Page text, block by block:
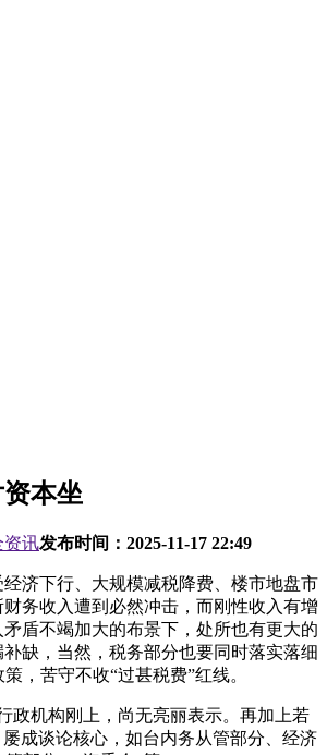
本坐
资讯发布时间： 2025-11-17 22:49
下行、大规模减税降费、楼市地盘市
务收入遭到必然冲击，而刚性收入有增
盾不竭加大的布景下，处所也有更大的
缺，当然，税务部分也要同时落实落细
，苦守不收“过甚税费”红线。
机构刚上，尚无亮丽表示。再加上若
成谈论核心，如台内务从管部分、经济